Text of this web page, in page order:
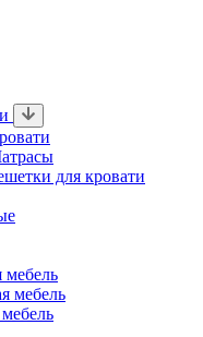
для кровати
мебель
мебель